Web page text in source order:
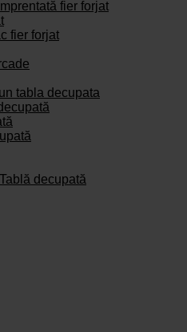
fier forjat
fier forjat
tabla decupata
decupată